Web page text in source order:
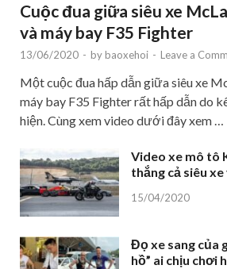
Cuộc đua giữa siêu xe
và máy bay F35 Fighter
13/06/2020 - by baoxehoi - Leave a
Một cuộc đua hấp dẫn giữa siêu xe
máy bay F35 Fighter rất hấp dẫn do
hiện. Cùng xem video dưới đây xem …
Video xe mô tô
thắng cả siêu
15/04/2020
Đọ xe sang của
hồ” ai chịu chơi